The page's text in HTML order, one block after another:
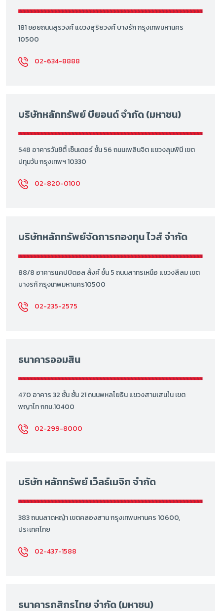
181 ซอยถนนสุรวงศ์ แขวงสุริยวงศ์ บางรัก กรุงเทพมหานคร
10500
02-634-8888
บริษัทหลักทรัพย์ บียอนด์ จำกัด (มหาชน)
548 อาคารวันซิตี้ เซ็นเตอร์ ชั้น 56 ถนนเพลินจิต แขวงลุมพินี เขต
ปทุมวัน กรุงเทพฯ 10330
02-820-0100
บริษัทหลักทรัพย์จัดการกองทุน ไวส์ จำกัด
88/8 อาคารแคปปิตอล ลิ้งค์ ชั้น 5 ถนนสาทรเหนือ แขวงสีลม เขต
บางรกั กรุงเทพมหานคร10500
02-235-2575
ธนาคารออมสิน
470 อาคาร 32 ชั้น ชั้น 21 ถนนพหลโยธิน แขวงสามเสนใน เขต
พญาไท กทม.10400
02-299-8000
บริษัท หลักทรัพย์ เว็ลธ์เมจิก จำกัด
383 ถนนลาดหญ้า เขตคลองสาน กรุงเทพมหานคร 10600,
ประเทศไทย
02-437-1588
ธนาคารกสิกรไทย จำกัด (มหาชน)